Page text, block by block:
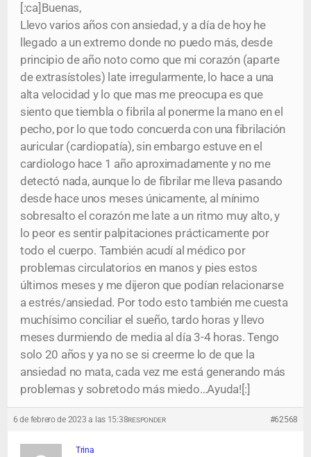
[:ca]Buenas,
Llevo varios años con ansiedad, y a día de hoy he
llegado a un extremo donde no puedo más, desde
principio de año noto como que mi corazón (aparte
de extrasístoles) late irregularmente, lo hace a una
alta velocidad y lo que mas me preocupa es que
siento que tiembla o fibrila al ponerme la mano en el
pecho, por lo que todo concuerda con una fibrilación
auricular (cardiopatía), sin embargo estuve en el
cardiologo hace 1 año aproximadamente y no me
detectó nada, aunque lo de fibrilar me lleva pasando
desde hace unos meses únicamente, al mínimo
sobresalto el corazón me late a un ritmo muy alto, y
lo peor es sentir palpitaciones prácticamente por
todo el cuerpo. También acudí al médico por
problemas circulatorios en manos y pies estos
últimos meses y me dijeron que podían relacionarse
a estrés/ansiedad. Por todo esto también me cuesta
muchísimo conciliar el sueño, tardo horas y llevo
meses durmiendo de media al día 3-4 horas. Tengo
solo 20 años y ya no se si creerme lo de que la
ansiedad no mata, cada vez me está generando más
problemas y sobretodo más miedo…Ayuda![:]
6 de febrero de 2023 a las 15:38 #62568
RESPONDER
Trina